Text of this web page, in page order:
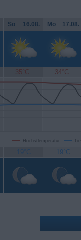
So. 16.08. Mo. 17.08.
35°C 34°C
Höchsttemperatur
19°C 19°C